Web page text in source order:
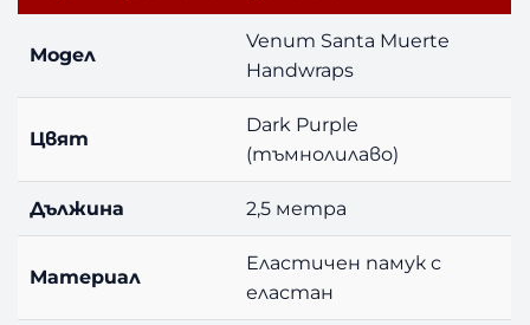
d
r
s
a
k
Модел
Venum Santa Muerte
Handwraps
Цвят
Dark Purple
(тъмнолилаво)
Дължина 2,5 метра
Материал
Еластичен памук с
еластан